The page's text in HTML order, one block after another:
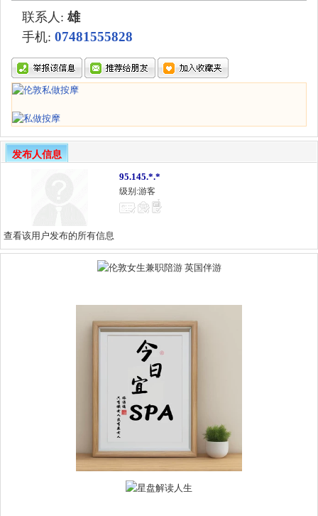
联系人: 雄
手机: 07481555828
发布人信息
95.145.*.*
级别:游客
查看该用户发布的所有信息